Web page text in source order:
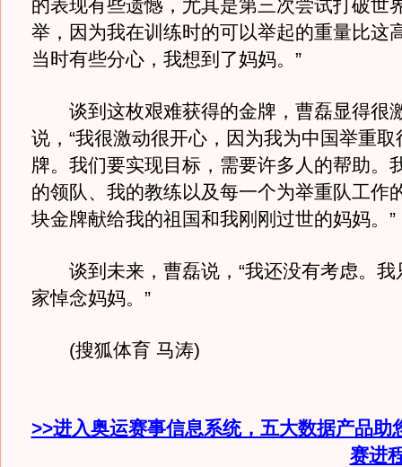
的表现有些遗憾，尤其是第三次尝试打破世
举，因为我在训练时的可以举起的重量比这
当时有些分心，我想到了妈妈。”
谈到这枚艰难获得的金牌，曹磊显得很
说，“我很激动很开心，因为我为中国举重
牌。我们要实现目标，需要许多人的帮助。
的领队、我的教练以及每一个为举重队工作
块金牌献给我的祖国和我刚刚过世的妈妈。”
谈到未来，曹磊说，“我还没有考虑。我
家悼念妈妈。”
(搜狐体育 马涛)
>>进入奥运赛事信息系统，五大数据产品助
赛进